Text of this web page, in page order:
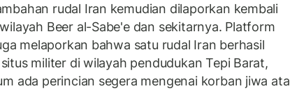
rudal Iran kemudian dilaporkan kembali
Beer al-Sabe'e dan sekitarnya. Platform
melaporkan bahwa satu rudal Iran berhasil
militer di wilayah pendudukan Tepi Barat,
ada perincian segera mengenai korban jiwa